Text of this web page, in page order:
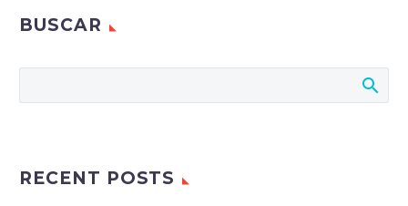
BUSCAR
RECENT POSTS